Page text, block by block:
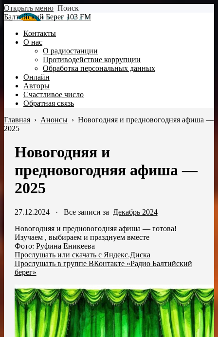
Открыть меню Поиск
Балтийский Берег 103 FM
Контакты
О нас
О радиостанции
Противодействие коррупции
Обработка персональных данных
Онлайн
Авторы
Счастливое число
Обратная связь
Главная › Анонсы › Новогодняя и предновогодняя афиша —
2025
Новогодняя и
предновогодняя афиша —
2025
27.12.2024· Все записи за Декабрь 2024
Новогодняя и предновогодняя афиша — готова!
Изучаем , выбираем и празднуем вместе
Фото: Руфина Еникеева
Прослушать или скачать с Яндекс.Диска
Прослушать в группе ВКонтакте «Радио Балтийский
берег»